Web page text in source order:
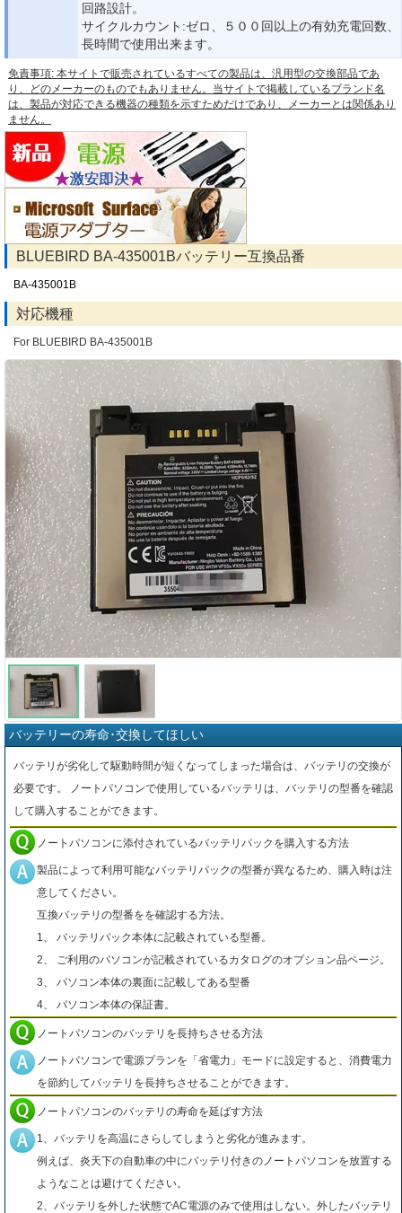
回路設計。
サイクルカウント:ゼロ、５００回以上の有効充電回数、
長時間で使用出来ます。
免責事項: 本サイトで販売されているすべての製品は、汎用型の交換部品であ
り、どのメーカーのものでもありません。当サイトで掲載しているブランド名
は、製品が対応できる機器の種類を示すためだけであり、メーカーとは関係あり
ません。
BLUEBIRD BA-435001Bバッテリー互換品番
BA-435001B
対応機種
For BLUEBIRD BA-435001B
バッテリーの寿命･交換してほしい
バッテリが劣化して駆動時間が短くなってしまった場合は、バッテリの交換が
必要です。 ノートパソコンで使用しているバッテリは、バッテリの型番を確認
して購入することができます。
ノートパソコンに添付されているバッテリパックを購入する方法
製品によって利用可能なバッテリパックの型番が異なるため、購入時は注
意してください。
互換バッテリの型番をを確認する方法。
1、 バッテリパック本体に記載されている型番。
2、 ご利用のパソコンが記載されているカタログのオプション品ページ。
3、 パソコン本体の裏面に記載してある型番
4、 パソコン本体の保証書。
ノートパソコンのバッテリを長持ちさせる方法
ノートパソコンで電源プランを「省電力」モードに設定すると、消費電力
を節約してバッテリを長持ちさせることができます。
ノートパソコンのバッテリの寿命を延ばす方法
1、バッテリを高温にさらしてしまうと劣化が進みます。
例えば、炎天下の自動車の中にバッテリ付きのノートパソコンを放置する
ようなことは避けてください。
2、バッテリを外した状態でAC電源のみで使用はしない。外したバッテリ